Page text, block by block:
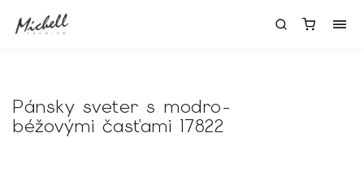
Pánsky sveter s modro-
béžovými časťami 17822